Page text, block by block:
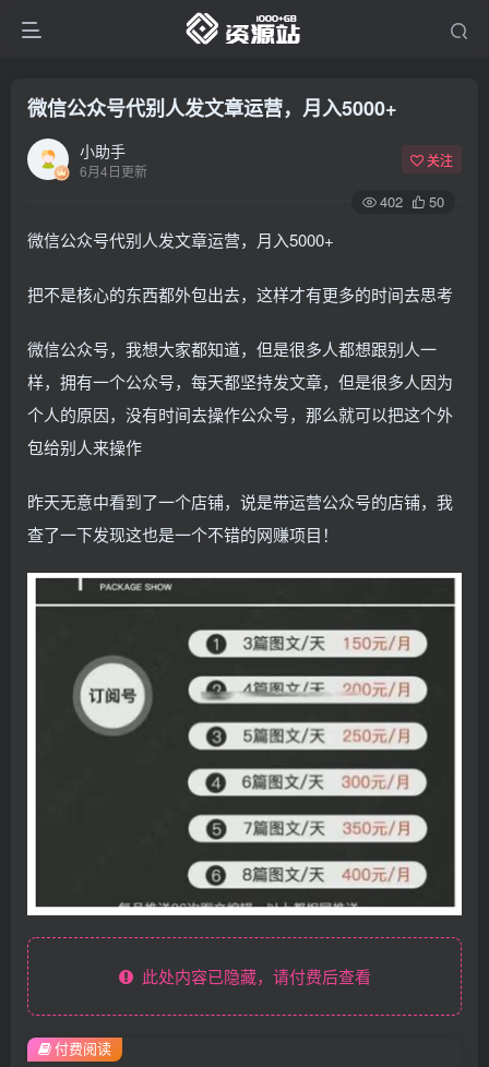
微信公众号代别人发文章运营，月入5000+
小助手
6月4日更新
关注
402 50
微信公众号代别人发文章运营，月入5000+
把不是核心的东西都外包出去，这样才有更多的时间去思考
微信公众号，我想大家都知道，但是很多人都想跟别人一
样，拥有一个公众号，每天都坚持发文章，但是很多人因为
个人的原因，没有时间去操作公众号，那么就可以把这个外
包给别人来操作
昨天无意中看到了一个店铺，说是带运营公众号的店铺，我
查了一下发现这也是一个不错的网赚项目！
此处内容已隐藏，请付费后查看
付费阅读